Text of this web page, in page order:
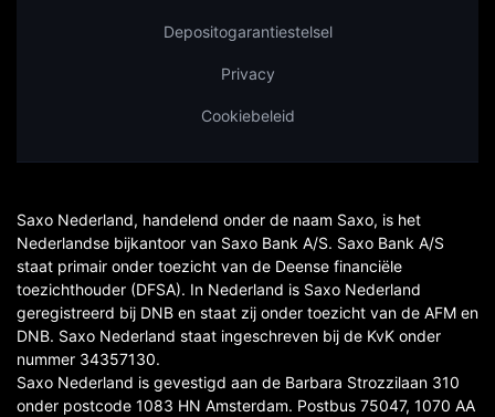
Depositogarantiestelsel
Privacy
Cookiebeleid
Saxo Nederland, handelend onder de naam Saxo, is het
Nederlandse bijkantoor van Saxo Bank A/S. Saxo Bank A/S
staat primair onder toezicht van de Deense financiële
toezichthouder (DFSA). In Nederland is Saxo Nederland
geregistreerd bij DNB en staat zij onder toezicht van de AFM en
DNB. Saxo Nederland staat ingeschreven bij de KvK onder
nummer 34357130.
Saxo Nederland is gevestigd aan de Barbara Strozzilaan 310
onder postcode 1083 HN Amsterdam. Postbus 75047, 1070 AA